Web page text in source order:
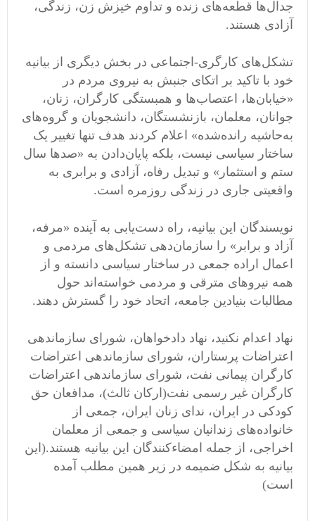
جدال‌ها قطعه‌های زنده و تداوم خیزش‌ زن، زندگی،
آزادی هستند.
تشکل‌های کارگری-اجتماعی در بخش دیگری از بیانیه
خود با تاکید بر اتکای جنبش به نیروی مردم در
«خیابان‌ها، اعتصاب‌ها و همبستگی کارگران، زنان،
جوانان، معلمان، بازنشستگان، دانشجویان و گروه‌های
به‌حاشیه ‌رانده‌شده» اعلام کردند هدف تنها تغییر یک
ساختار سیاسی نیست، بلکه پایان‌دادن به «صدها سال
ستم و استثمار» و تبدیل رفاه، آزادی و برابری به
واقعیتی جاری در زندگی روزمره است.
نویسندگان این بیانیه، راه دست‌یابی به آینده‌ «مرفه،
آزاد و برابر» را سازمان‌دهی تشکل‌های مردمی و
اعمال اراده‌ جمعی در ساختار سیاسی دانسته و از
همه‌ نیروهای مترقی و مردمی خواسته‌اند حول
مطالبات بنیادین جامعه، اتحاد خود را گسترش دهند.
نهاد اعدام نکنید، نهاد دادخواهان، شورای سازماندهی
اعتراضات پرستاران، شورای سازماندهی اعتراضات
کارگران پیمانی نفت، شورای سازماندهی اعتراضات
کارگران غیر رسمی نفت‌(ارکان ثالث)، مدافعان حق
کودکی در ایران، ندای زنان ایران، جمعی از
خانواده‌های زندانیان سیاسی و جمعی از معلمان
اخراجی، از جمله امضاء‌کنندگان این بیانیه هستند‌.‌(این
بیانیه به شکل ضمیمه در زیر همین مطلب آمده
است)